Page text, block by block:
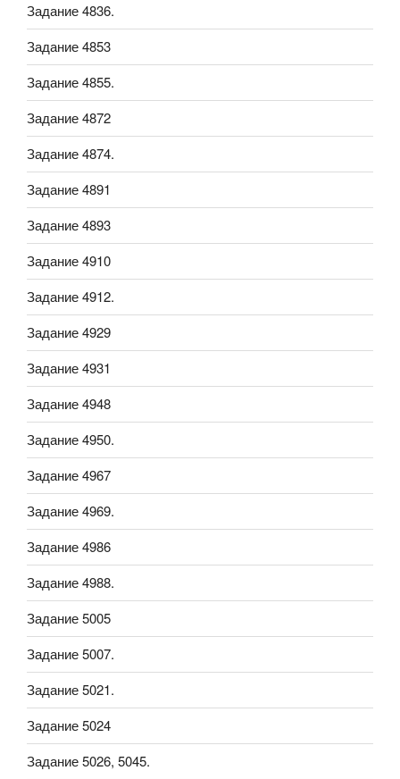
Задание 4836.
Задание 4853
Задание 4855.
Задание 4872
Задание 4874.
Задание 4891
Задание 4893
Задание 4910
Задание 4912.
Задание 4929
Задание 4931
Задание 4948
Задание 4950.
Задание 4967
Задание 4969.
Задание 4986
Задание 4988.
Задание 5005
Задание 5007.
Задание 5021.
Задание 5024
Задание 5026, 5045.